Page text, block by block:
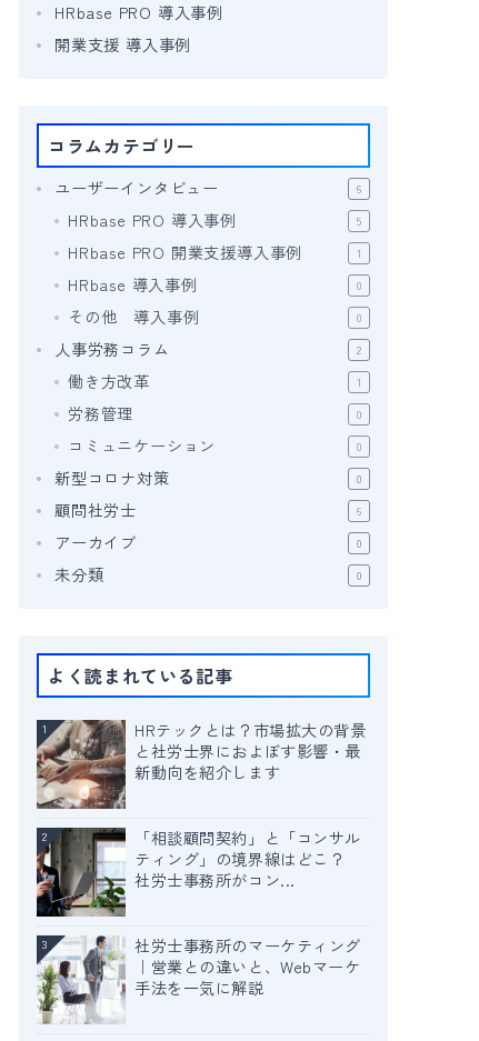
HRbase PRO 導入事例
開業支援 導入事例
コラムカテゴリー
ユーザーインタビュー 6
HRbase PRO 導入事例 5
HRbase PRO 開業支援導入事例 1
HRbase 導入事例 0
その他 導入事例 0
人事労務コラム 2
働き方改革 1
労務管理 0
コミュニケーション 0
新型コロナ対策 0
顧問社労士 6
アーカイブ 0
未分類 0
よく読まれている記事
1
HRテックとは？市場拡大の背景
と社労士界におよぼす影響・最
新動向を紹介します
2
「相談顧問契約」と「コンサル
ティング」の境界線はどこ？
社労士事務所がコン...
3
社労士事務所のマーケティング
｜営業との違いと、Webマーケ
手法を一気に解説